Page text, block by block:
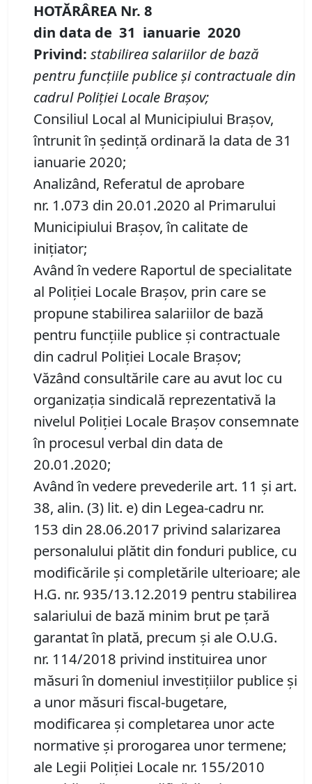
HOTĂRÂREA Nr. 8
din data de 31 ianuarie 2020
Privind: stabilirea salariilor de bază
pentru funcţiile publice şi contractuale din
cadrul Poliției Locale Brașov;
Consiliul Local al Municipiului Brașov,
întrunit în ședință ordinară la data de 31
ianuarie 2020;
Analizând, Referatul de aprobare
nr. 1.073 din 20.01.2020 al Primarului
Municipiului Braşov, în calitate de
iniţiator;
Având în vedere Raportul de specialitate
al Poliţiei Locale Braşov, prin care se
propune stabilirea salariilor de bază
pentru funcţiile publice şi contractuale
din cadrul Poliției Locale Brașov;
Văzând consultările care au avut loc cu
organizația sindicală reprezentativă la
nivelul Poliției Locale Brașov consemnate
în procesul verbal din data de
20.01.2020;
Având în vedere prevederile art. 11 şi art.
38, alin. (3) lit. e) din Legea-cadru nr.
153 din 28.06.2017 privind salarizarea
personalului plătit din fonduri publice, cu
modificările şi completările ulterioare; ale
H.G. nr. 935/13.12.2019 pentru stabilirea
salariului de bază minim brut pe ţară
garantat în plată, precum şi ale O.U.G.
nr. 114/2018 privind instituirea unor
măsuri în domeniul investiţiilor publice şi
a unor măsuri fiscal-bugetare,
modificarea şi completarea unor acte
normative şi prorogarea unor termene;
ale Legii Poliţiei Locale nr. 155/2010